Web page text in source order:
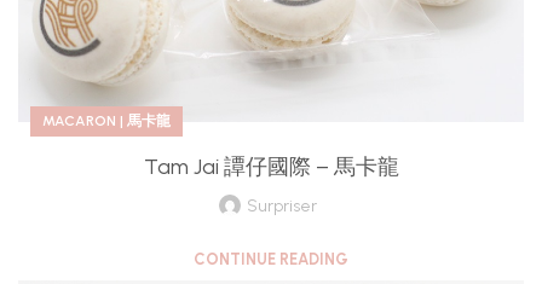
MACARON | 馬卡龍
Tam Jai 譚仔國際 – 馬卡龍
Surpriser
CONTINUE READING